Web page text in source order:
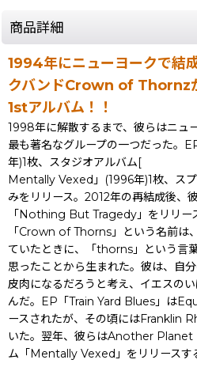
商品詳細
1994年にニューヨークで結
クバンドCrown of Thornz
1stアルバム！！
1998年に解散するまで、彼らはニュ
最も著名なグループの一つだった。
年)1枚、スタジオアルバム[
Mentally Vexed」(1996年)1枚、ス
みをリリース。2012年の再結成後、
「Nothing But Tragedy」をリリー
「Crown of Thorns」という名前
ていたときに、「thorns」という言
思ったことから生まれた。彼は、自
皮肉になるだろうと考え、イエスの
んだ。EP「Train Yard Blues」は
ースされたが、その頃にはFranklin
いた。翌年、彼らはAnother Planet
ム「Mentally Vexed」をリリースす